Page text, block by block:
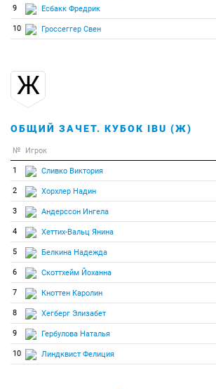
86 Янка Эрика
9 Есбакк Фредрик
10 Гроссеггер Свен
Ж
ОБЩИЙ ЗАЧЕТ. КУБОК IBU (Ж)
№ Игрок
1 Сливко Виктория
2 Хорхлер Надин
3 Андерссон Ингела
4 Хеттих-Вальц Янина
5 Белкина Надежда
6 Скоттхейм Йоханна
7 Кноттен Каролин
8 Хегберг Элизабет
9 Гербулова Наталья
10 Линдквист Фелиция